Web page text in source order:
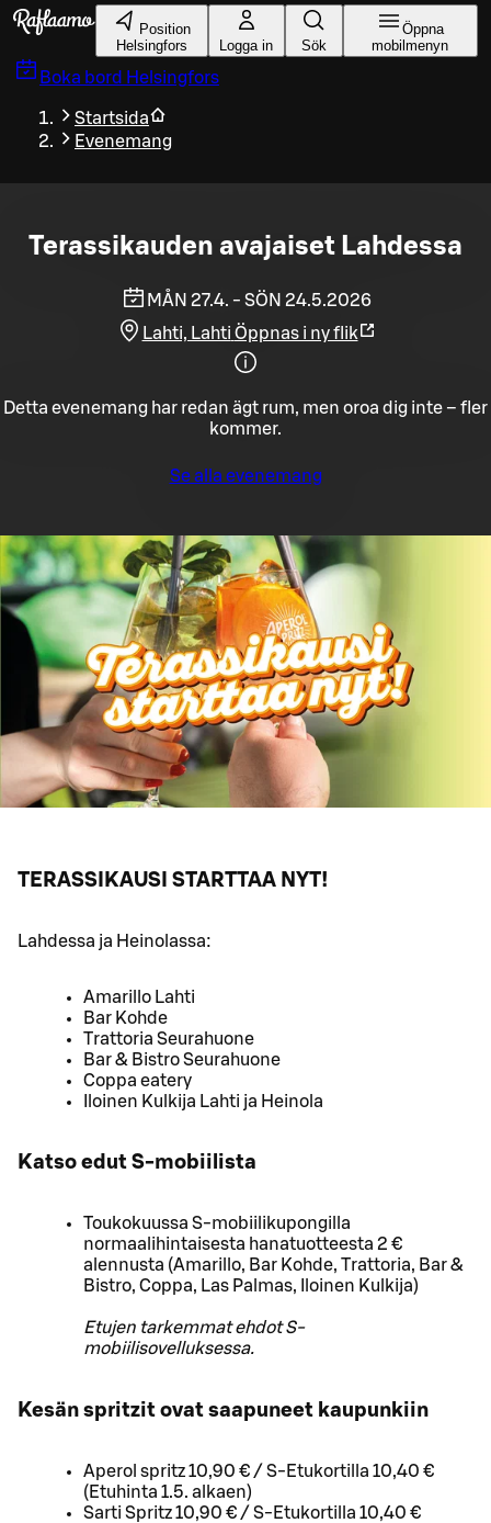
Gå till huvudinnehållet
Position
Helsingfors
Logga in Sök
Öppna
mobilmenyn
Boka bord Helsingfors
Startsida
Evenemang
Terassikauden avajaiset Lahdessa
MÅN 27.4. - SÖN 24.5.2026
Lahti, Lahti Öppnas i ny flik
Detta evenemang har redan ägt rum, men oroa dig inte – fler
kommer.
Se alla evenemang
TERASSIKAUSI STARTTAA NYT!
Lahdessa ja Heinolassa:
Amarillo Lahti
Bar Kohde
Trattoria Seurahuone
Bar & Bistro Seurahuone
Coppa eatery
Iloinen Kulkija Lahti ja Heinola
Katso edut S-mobiilista
Toukokuussa S-mobiilikupongilla
normaalihintaisesta hanatuotteesta 2 €
alennusta (Amarillo, Bar Kohde, Trattoria, Bar &
Bistro, Coppa, Las Palmas, Iloinen Kulkija)
Etujen tarkemmat ehdot S-
mobiilisovelluksessa.
Kesän spritzit ovat saapuneet kaupunkiin
Aperol spritz 10,90 € / S-Etukortilla 10,40 €
(Etuhinta 1.5. alkaen)
Sarti Spritz 10,90 € / S-Etukortilla 10,40 €